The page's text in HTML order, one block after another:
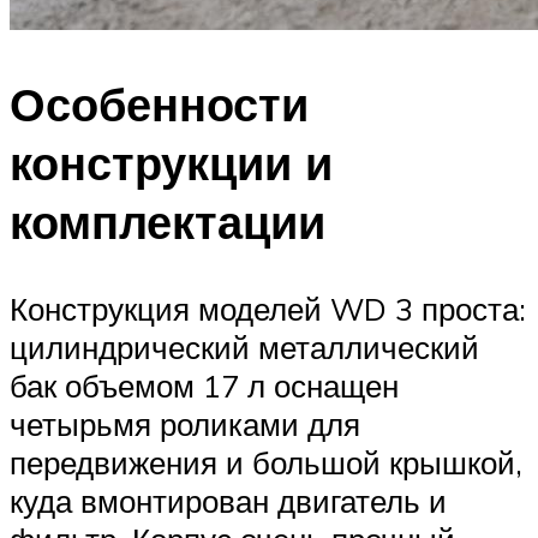
Особенности
конструкции и
комплектации
Конструкция моделей WD 3 проста:
цилиндрический металлический
бак объемом 17 л оснащен
четырьмя роликами для
передвижения и большой крышкой,
куда вмонтирован двигатель и